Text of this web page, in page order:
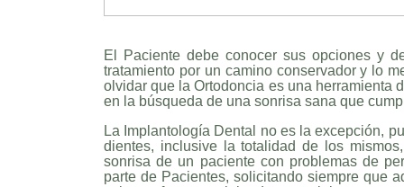
El Paciente debe conocer sus opciones y
tratamiento por un camino conservador y lo
olvidar que la Ortodoncia es una herramienta
en la búsqueda de una sonrisa sana que
La Implantología Dental no es la excepción,
dientes, inclusive la totalidad de los
sonrisa de un paciente con problemas de
parte de Pacientes, solicitando siempre que